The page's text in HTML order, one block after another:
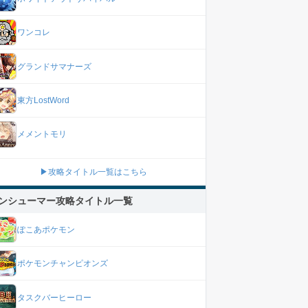
ワンコレ
グランドサマナーズ
東方LostWord
メメントモリ
▶攻略タイトル一覧はこちら
シューマー攻略タイトル一覧
ぽこあポケモン
ポケモンチャンピオンズ
タスクバーヒーロー